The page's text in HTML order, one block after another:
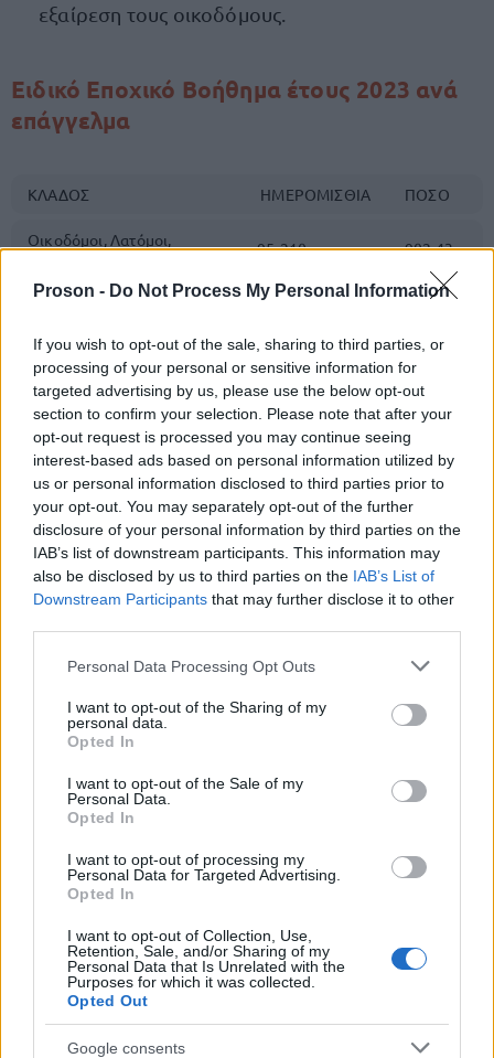
Proson - Do Not Process My Personal Information
If you wish to opt-out of the sale, sharing to third parties, or
processing of your personal or sensitive information for
targeted advertising by us, please use the below opt-out
section to confirm your selection. Please note that after your
opt-out request is processed you may continue seeing
interest-based ads based on personal information utilized by
us or personal information disclosed to third parties prior to
your opt-out. You may separately opt-out of the further
disclosure of your personal information by third parties on the
IAB’s list of downstream participants. This information may
also be disclosed by us to third parties on the IAB’s List of
Downstream Participants that may further disclose it to other
Please note that this website/app uses one or more Google
not limited to your visit or usage behaviour. You may click to
grant or deny consent to Google and its third-party tags to
use your data for below specified purposes in below Google
consent section.
Personal Data Processing Opt Outs
I want to opt-out of the Sharing of my
personal data.
Opted In
I want to opt-out of the Sale of my
Personal Data.
Opted In
I want to opt-out of processing my
Personal Data for Targeted Advertising.
Opted In
I want to opt-out of Collection, Use,
Retention, Sale, and/or Sharing of my
Personal Data that Is Unrelated with the
Purposes for which it was collected.
Opted Out
Google consents
εξαίρεση τους οικοδόμους.
Ειδικό Εποχικό Βοήθημα έτους 2023 ανά
επάγγελμα
ΚΛΑΔΟΣ ΗΜΕΡΟΜΙΣΘΙΑ ΠΟΣΟ
Οικοδόμοι, Λατόμοι,
Ασβεστοποιοί
95-210 902,43
αποκλειστικά στον κλάδο
Κεραμοποιοί, Πλινθοποιοί,
Αγγειοπλάστες
50-210 853,65
Δασεργάτες -
Ρητινοσυλλέκτες
50-210 853,65
Καπνεργάτες 50-210 853,65
Μουσικοί - μέλη του
οικείου επαγγελματικού
σωματείου
50-210 609,75
ναυπηγοεπισκευαστικής
ζώνης
50-230 853,65
ανυψωτικών,
οδοποιητικών,
γεωτρητικών
609,75
Ηθοποιοί 50-210
Τεχνικοί κινηματογράφου
& τηλεόρασης
50-210
Χειριστές και βοηθοί
χειριστών
κινηματογράφου